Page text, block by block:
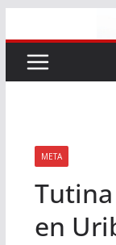
al
contenido
META
en